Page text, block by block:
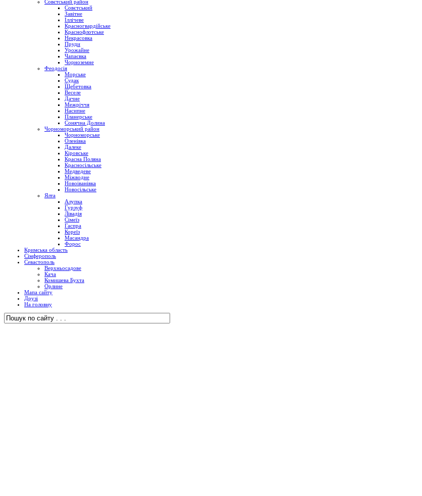
Совєтський район
Совєтський
Завітне
Іллічеве
Красногвардійське
Краснофлотське
Некрасовка
Пруди
Урожайне
Чапаєвка
Чорноземне
Феодосія
Морське
Судак
Щебетовка
Веселе
Дачне
Межріччя
Насипне
Планерське
Сонячна Долина
Чорноморський район
Чорноморське
Оленівка
Далеке
Кіровське
Красна Поляна
Красносільське
Медведеве
Міжводне
Новоіванівка
Новосільське
Ялта
Алупка
Гурзуф
Лівадія
Сімеїз
Гаспра
Кореїз
Масандра
Форос
Кримська область
Сімферополь
Севастополь
Верхньосадове
Кача
Комишева Бухта
Орлине
Мапа сайту
Друзі
На головну